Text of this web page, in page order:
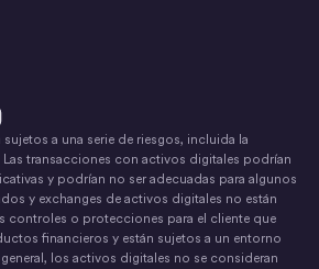
del dinero
a una serie de riesgos, incluida la
transacciones con activos digitales podrían
y podrían no ser adecuadas para algunos
y exchanges de activos digitales no están
controles o protecciones para el cliente que
financieros y están sujetos a un entorno
los activos digitales no se consideran